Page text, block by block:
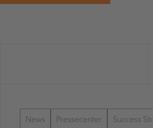
News Pressecenter Success